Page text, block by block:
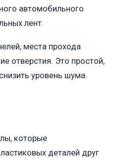
автомобильного
лент.
места прохода
отверстия. Это простой,
уровень шума.
которые
деталей друг